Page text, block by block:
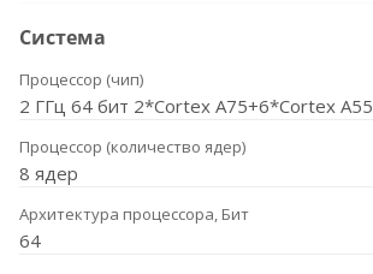
Система
Процессор (чип)
2 ГГц 64 бит 2*Cortex A75+6*Cortex A55
Процессор (количество ядер)
8 ядер
Архитектура процессора, Бит
64